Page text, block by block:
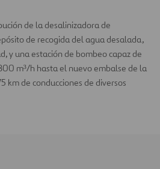
de la desalinizadora de
de recogida del agua desalada,
y una estación de bombeo capaz de
m³/h hasta el nuevo embalse de la
km de conducciones de diversos